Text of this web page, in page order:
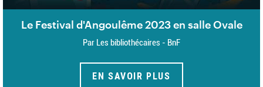
Le Festival d'Angoulême 2023 en salle Ovale
Par Les bibliothécaires - BnF
EN SAVOIR PLUS